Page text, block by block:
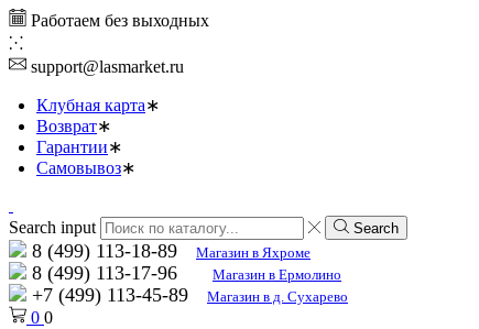
Работаем без выходных
support@lasmarket.ru
Клубная карта
Возврат
Гарантии
Самовывоз
Search input Search
8 (499) 113-18-89 Магазин в Яхроме
8 (499) 113-17-96 Магазин в Ермолино
+7 (499) 113-45-89 Магазин в д. Сухарево
0 0